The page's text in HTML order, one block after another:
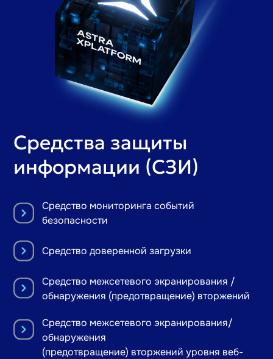
Средства защиты
информации (СЗИ)
Средство мониторинга событий
безопасности
Средство доверенной загрузки
Средство межсетевого экранирования /
обнаружения (предотвращение) вторжений
Средство межсетевого экранирования/
обнаружения
(предотвращение) вторжений уровня веб-